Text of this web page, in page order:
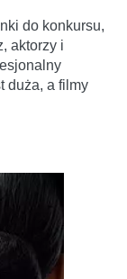
do konkursu,
aktorzy i
duża, a filmy